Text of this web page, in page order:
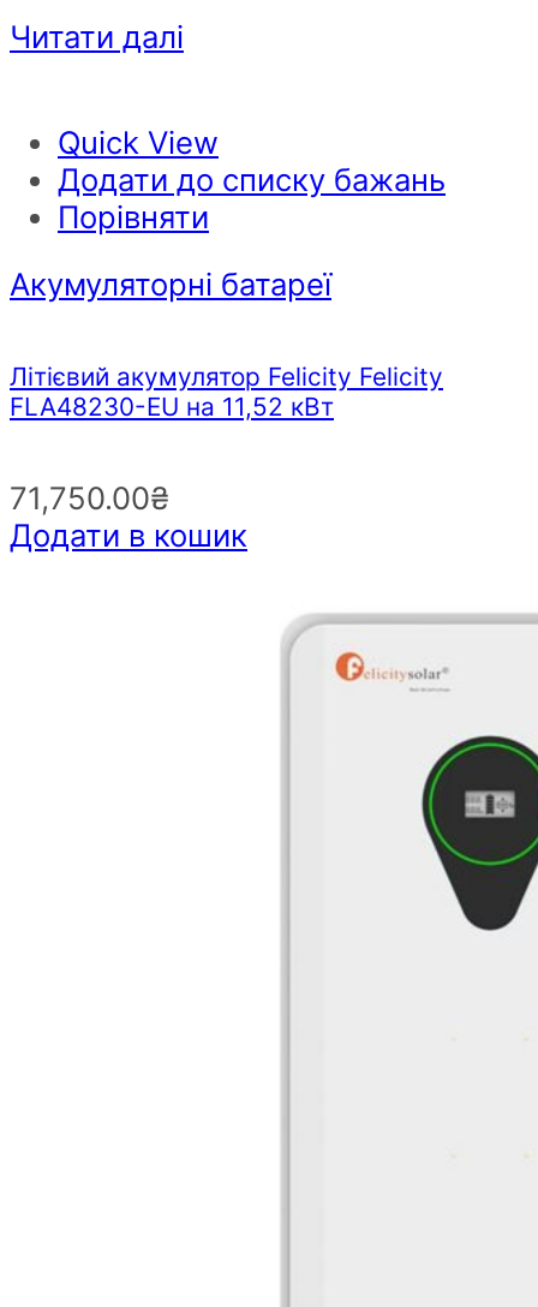
Читати далі
Quick View
Додати до списку бажань
Порівняти
Акумуляторні батареї
Літієвий акумулятор Felicity Felicity
FLA48230-EU на 11,52 кВт
71,750.00₴
Додати в кошик